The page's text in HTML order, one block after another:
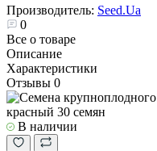
Производитель: Seed.Ua
0
Все о товаре
Описание
Характеристики
Отзывы 0
В наличии